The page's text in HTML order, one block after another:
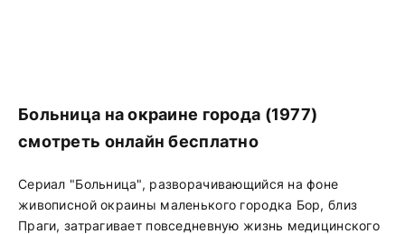
Больница на окраине города (1977)
смотреть онлайн бесплатно
Сериал "Больница", разворачивающийся на фоне
живописной окраины маленького городка Бор, близ
Праги, затрагивает повседневную жизнь медицинского